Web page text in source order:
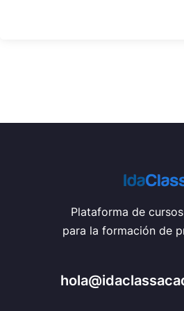
Plataforma de
para la formación de